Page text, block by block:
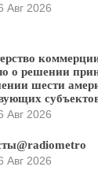
Авг 2026
о решении
шести
Авг 2026
Авг 2026